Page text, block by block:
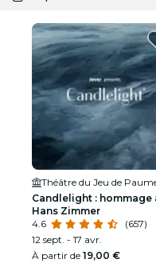
Théâtre du Jeu de
Candlelight : hommage
Hans Zimmer
4.6
(657)
12 sept. - 17 avr.
À partir de 19,00 €